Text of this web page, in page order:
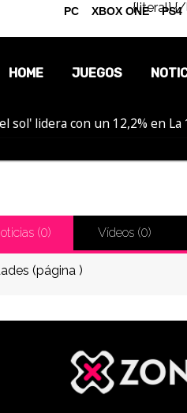
{literal}{/
HOME JUEGOS
sol' lidera con un 12,2% en
(0) Vídeos (0)
(página )
PC XBOX ONE PS4